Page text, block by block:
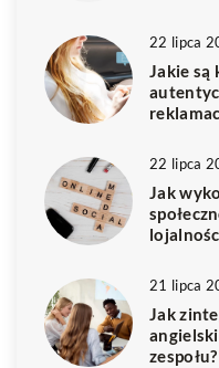
22 lipca
Jakie są
22 lipca
Jak
21 lipca
Jak
zespołu?